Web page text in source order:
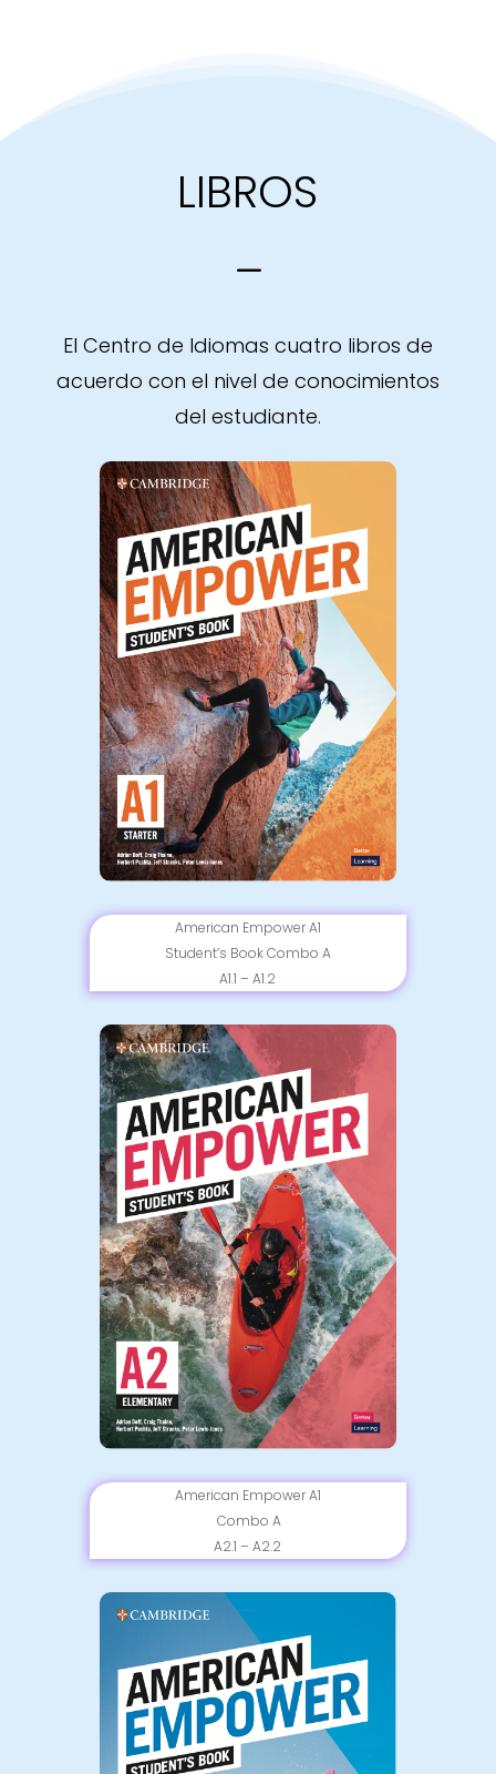
LIBROS
K
El Centro de Idiomas cuatro libros de
acuerdo con el nivel de conocimientos
del estudiante.
American Empower A1
Student’s Book Combo A
A1.1 – A1.2
American Empower A1
Combo A
A2.1 – A2.2